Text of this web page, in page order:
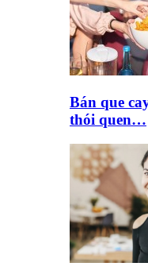
Bán que
thói quen…